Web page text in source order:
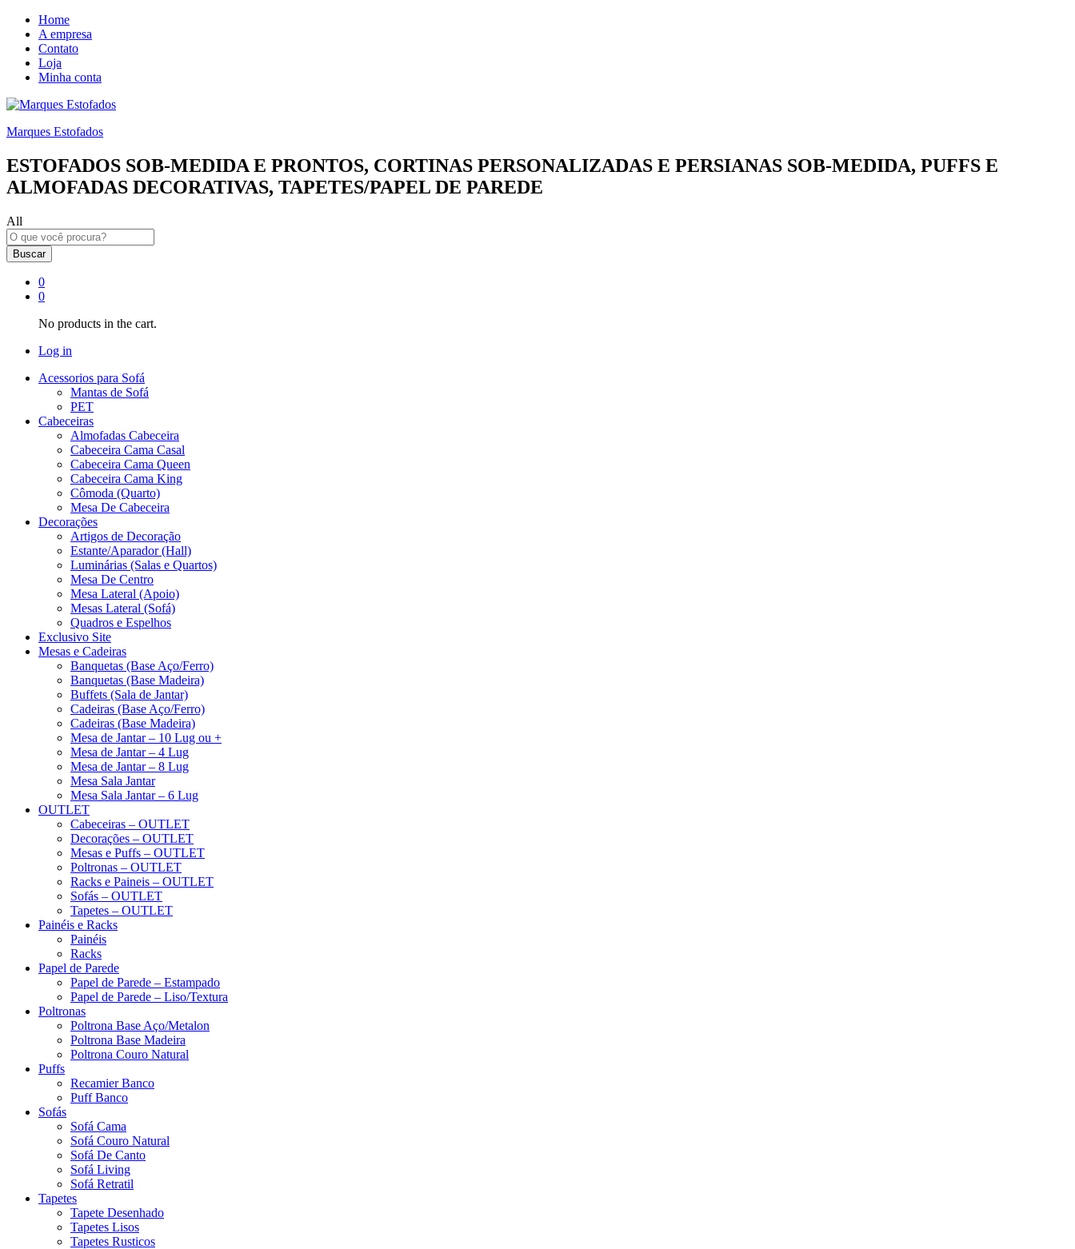
Home
A empresa
Contato
Loja
Minha conta
Marques Estofados
ESTOFADOS SOB-MEDIDA E PRONTOS, CORTINAS PERSONALIZADAS E PERSIANAS SOB-MEDIDA, PUFFS E
ALMOFADAS DECORATIVAS, TAPETES/PAPEL DE PAREDE
All
Buscar
0
0
No products in the cart.
Log in
Acessorios para Sofá
Mantas de Sofá
PET
Cabeceiras
Almofadas Cabeceira
Cabeceira Cama Casal
Cabeceira Cama Queen
Cabeceira Cama King
Cômoda (Quarto)
Mesa De Cabeceira
Decorações
Artigos de Decoração
Estante/Aparador (Hall)
Luminárias (Salas e Quartos)
Mesa De Centro
Mesa Lateral (Apoio)
Mesas Lateral (Sofá)
Quadros e Espelhos
Exclusivo Site
Mesas e Cadeiras
Banquetas (Base Aço/Ferro)
Banquetas (Base Madeira)
Buffets (Sala de Jantar)
Cadeiras (Base Aço/Ferro)
Cadeiras (Base Madeira)
Mesa de Jantar – 10 Lug ou +
Mesa de Jantar – 4 Lug
Mesa de Jantar – 8 Lug
Mesa Sala Jantar
Mesa Sala Jantar – 6 Lug
OUTLET
Cabeceiras – OUTLET
Decorações – OUTLET
Mesas e Puffs – OUTLET
Poltronas – OUTLET
Racks e Paineis – OUTLET
Sofás – OUTLET
Tapetes – OUTLET
Painéis e Racks
Painéis
Racks
Papel de Parede
Papel de Parede – Estampado
Papel de Parede – Liso/Textura
Poltronas
Poltrona Base Aço/Metalon
Poltrona Base Madeira
Poltrona Couro Natural
Puffs
Recamier Banco
Puff Banco
Sofás
Sofá Cama
Sofá Couro Natural
Sofá De Canto
Sofá Living
Sofá Retratil
Tapetes
Tapete Desenhado
Tapetes Lisos
Tapetes Rusticos